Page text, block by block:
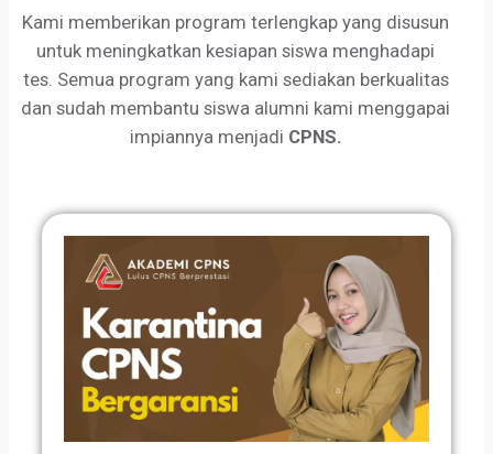
Kami memberikan program terlengkap yang disusun
untuk meningkatkan kesiapan siswa menghadapi
tes. Semua program yang kami sediakan berkualitas
dan sudah membantu siswa alumni kami menggapai
impiannya menjadi CPNS.